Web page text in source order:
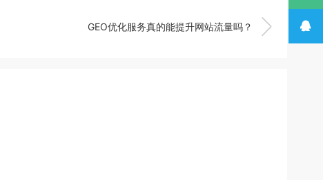

GEO优化服务真的能提升网站流量吗？ 